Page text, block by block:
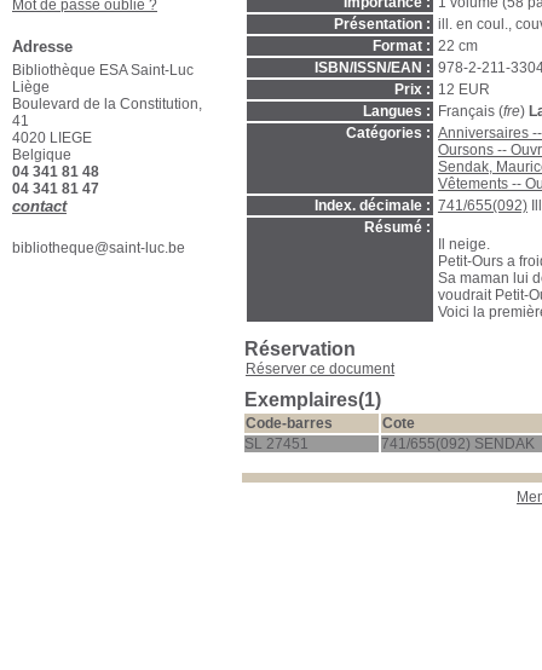
Présentation : ill. en coul.,
Format : 22 cm
ISBN/ISSN/EAN : 978-2-211-
Prix : 12 EUR
Langues :
Français (fre)
Catégories : Anniversaires
Oursons --
Sendak,
Vêtements --
Index. décimale : 741/655(092)
Résumé :
Il neige.
Petit-Ours a
Sa maman lui
voudrait Petit-
Voici la
Réservation
Réserver ce document
Exemplaires(1)
Code-barres
Cote
SL 27451
741/655(092) SENDAK
Mot de passe oublié ?
Adresse
Bibliothèque ESA Saint-Luc
Liège
Boulevard de la Constitution,
41
4020 LIEGE
Belgique
04 341 81 48
04 341 81 47
contact
bibliotheque@saint-luc.be